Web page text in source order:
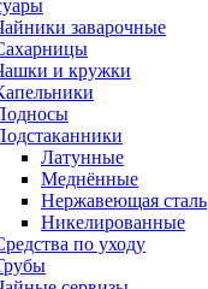
заварочные
и кружки
Латунные
Меднённые
Нержавеющая сталь
Никелированные
по уходу